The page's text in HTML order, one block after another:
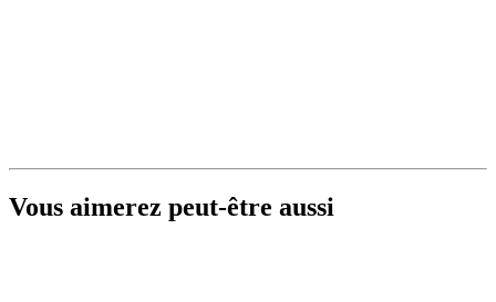
Vous aimerez peut-être aussi